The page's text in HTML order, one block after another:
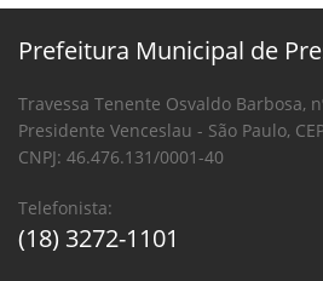
Prefeitura Municipal de
Travessa Tenente Osvaldo Barbosa,
Presidente Venceslau - São Paulo,
CNPJ: 46.476.131/0001-40
Telefonista:
(18) 3272-1101